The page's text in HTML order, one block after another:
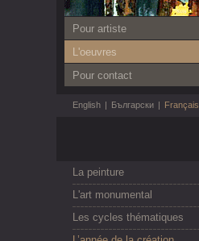
Pour artiste
L'oeuvres
Pour contact
English | Български | Français
La peinture
L'art monumental
Les cycles thématiques